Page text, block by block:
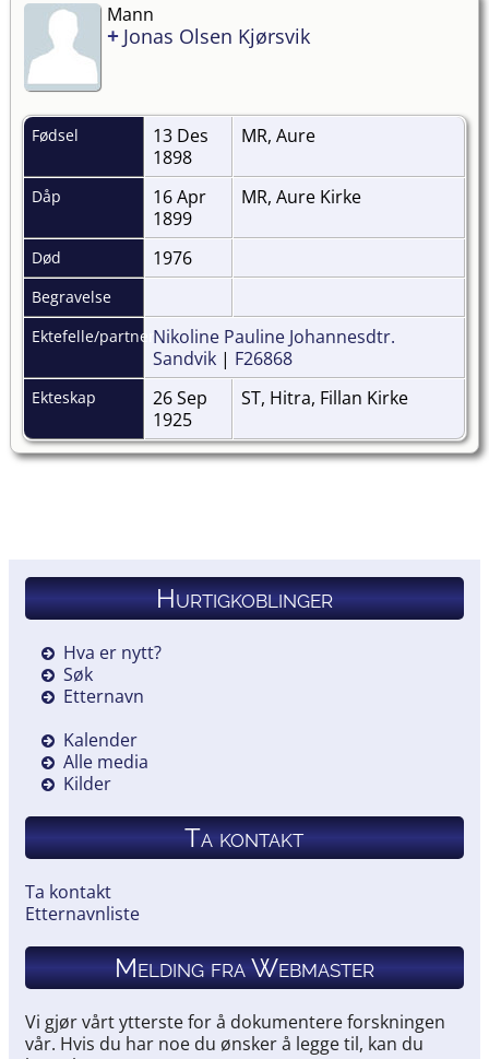
Mann
+ Jonas Olsen Kjørsvik
Fødsel
13 Des
1898
MR, Aure
Dåp
16 Apr
1899
MR, Aure Kirke
Død 1976
Begravelse
Ektefelle/partnerNikoline Pauline Johannesdtr.
Sandvik | F26868
Ekteskap
26 Sep
1925
ST, Hitra, Fillan Kirke
Hurtigkoblinger
Hva er nytt?
Søk
Etternavn
Kalender
Alle media
Kilder
Ta kontakt
Ta kontakt
Etternavnliste
Melding fra Webmaster
Vi gjør vårt ytterste for å dokumentere forskningen
vår. Hvis du har noe du ønsker å legge til, kan du